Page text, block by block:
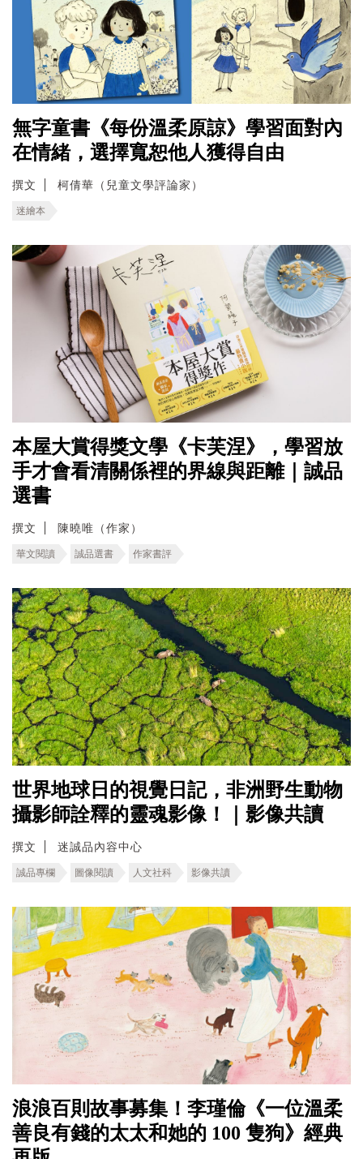
無字童書《每份溫柔原諒》學習面對內
在情緒，選擇寬恕他人獲得自由
撰文 柯倩華（兒童文學評論家）
迷繪本
本屋大賞得獎文學《卡芙涅》，學習放
手才會看清關係裡的界線與距離｜誠品
選書
撰文 陳曉唯（作家）
華文閱讀 誠品選書 作家書評
世界地球日的視覺日記，非洲野生動物
攝影師詮釋的靈魂影像！｜影像共讀
撰文 迷誠品內容中心
誠品專欄 圖像閱讀 人文社科 影像共讀
浪浪百則故事募集！李瑾倫《一位溫柔
善良有錢的太太和她的 100 隻狗》經典